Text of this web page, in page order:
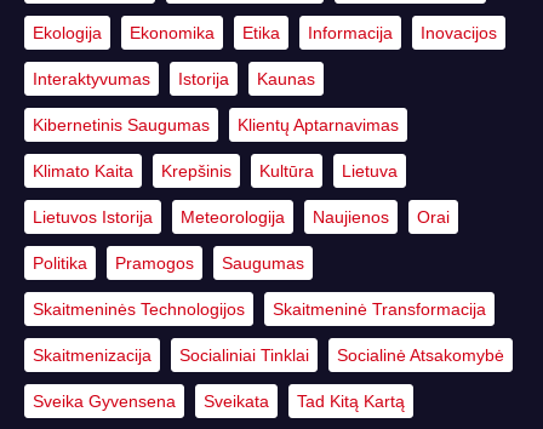
Ekologija Ekonomika Etika Informacija Inovacijos
Interaktyvumas Istorija Kaunas
Kibernetinis Saugumas Klientų Aptarnavimas
Klimato Kaita Krepšinis Kultūra Lietuva
Lietuvos Istorija Meteorologija Naujienos Orai
Politika Pramogos Saugumas
Skaitmeninės Technologijos Skaitmeninė Transformacija
Skaitmenizacija Socialiniai Tinklai Socialinė Atsakomybė
Sveika Gyvensena Sveikata Tad Kitą Kartą